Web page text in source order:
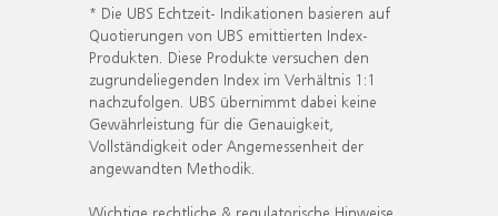
* Die UBS Echtzeit- Indikationen basieren auf
Quotierungen von UBS emittierten Index-
Produkten. Diese Produkte versuchen den
zugrundeliegenden Index im Verhältnis 1:1
nachzufolgen. UBS übernimmt dabei keine
Gewährleistung für die Genauigkeit,
Vollständigkeit oder Angemessenheit der
angewandten Methodik.